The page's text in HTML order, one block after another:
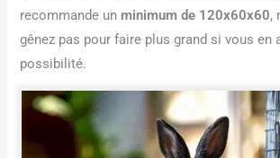
recommande un minimum de 120x60x60,
gênez pas pour faire plus grand si vous en
possibilité.